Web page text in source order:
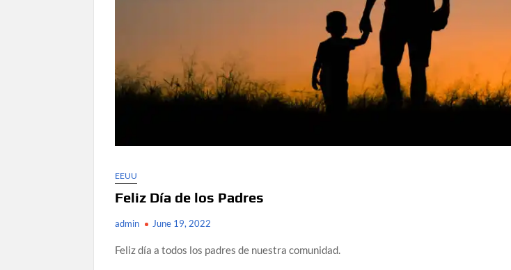
EEUU
Feliz Día de los Padres
admin June 19, 2022
Feliz día a todos los padres de nuestra comunidad.